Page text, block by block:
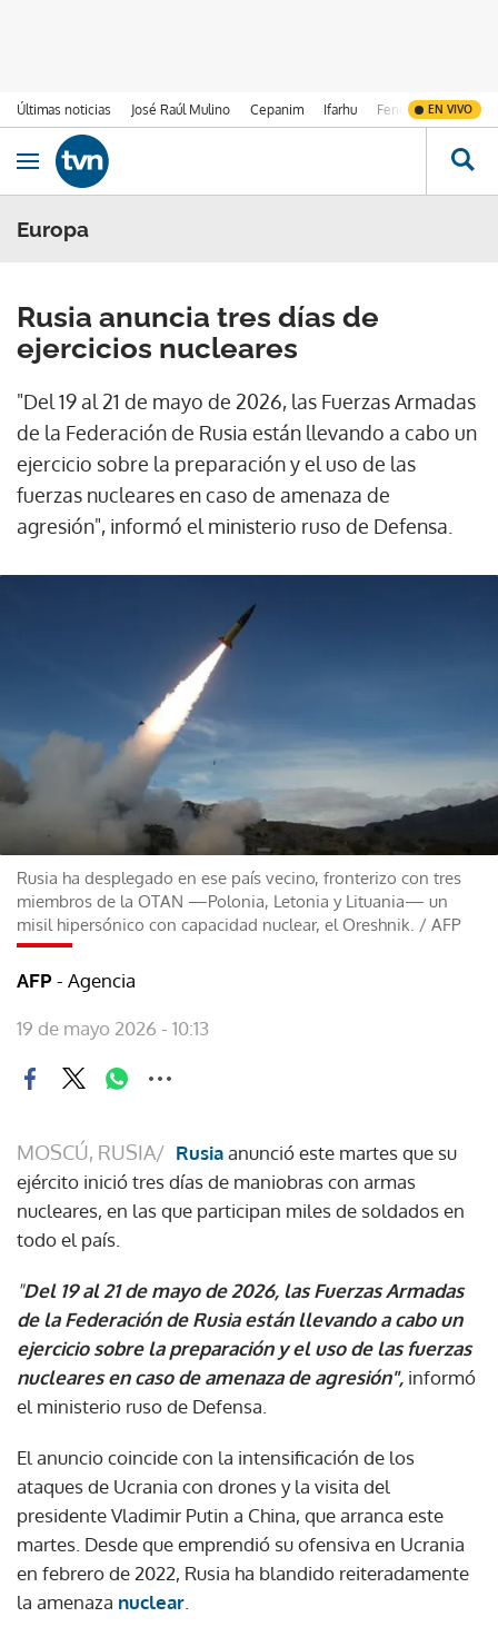
Últimas noticias José Raúl Mulino Cepanim Ifarhu Fenómeno de El
EN VIVO
Ir al contenido
Obrir navegació
Europa
Rusia anuncia tres días de
ejercicios nucleares
"Del 19 al 21 de mayo de 2026, las Fuerzas Armadas
de la Federación de Rusia están llevando a cabo un
ejercicio sobre la preparación y el uso de las
fuerzas nucleares en caso de amenaza de
agresión", informó el ministerio ruso de Defensa.
Rusia ha desplegado en ese país vecino, fronterizo con tres
miembros de la OTAN —Polonia, Letonia y Lituania— un
misil hipersónico con capacidad nuclear, el Oreshnik. / AFP
AFP - Agencia
19 de mayo 2026 - 10:13
MOSCÚ, RUSIA/ Rusiaanunció este martes que su
ejército inició tres días de maniobras con armas
nucleares, en las que participan miles de soldados en
todo el país.
"Del 19 al 21 de mayo de 2026, las Fuerzas Armadas
de la Federación de Rusia están llevando a cabo un
ejercicio sobre la preparación y el uso de las fuerzas
nucleares en caso de amenaza de agresión", informó
el ministerio ruso de Defensa.
El anuncio coincide con la intensificación de los
ataques de Ucrania con drones y la visita del
presidente Vladimir Putin a China, que arranca este
martes. Desde que emprendió su ofensiva en Ucrania
en febrero de 2022, Rusia ha blandido reiteradamente
la amenaza nuclear